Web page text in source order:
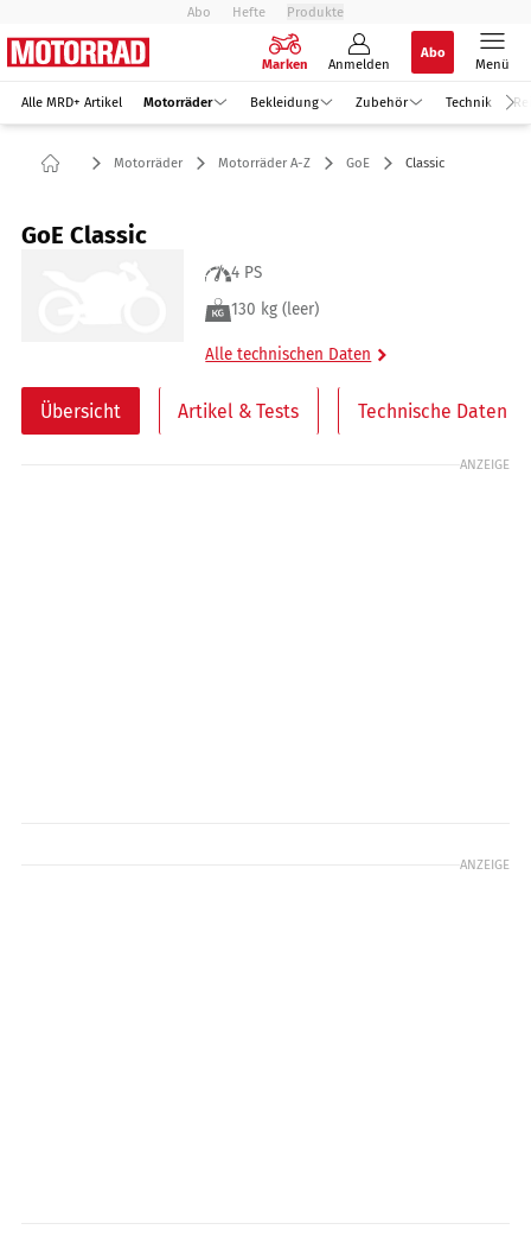
Abo Hefte Produkte
Marken Anmelden
Abo
Menü
Alle MRD+ Artikel Motorräder Bekleidung Zubehör Technik
Motorräder Motorräder A-Z GoE Classic
GoE Classic
4 PS
130 kg (leer)
Alle technischen Daten
Übersicht Artikel & Tests Technische Daten
ANZEIGE
ANZEIGE